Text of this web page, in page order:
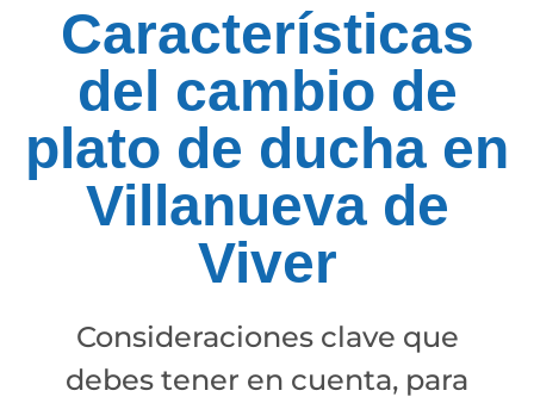
Características
del cambio de
plato de ducha en
Villanueva de
Viver
Consideraciones clave que
debes tener en cuenta, para